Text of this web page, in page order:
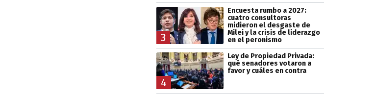
3
Encuesta rumbo a 2027:
cuatro consultoras
midieron el desgaste de
Milei y la crisis de liderazgo
en el peronismo
4
Ley de Propiedad Privada:
qué senadores votaron a
favor y cuáles en contra